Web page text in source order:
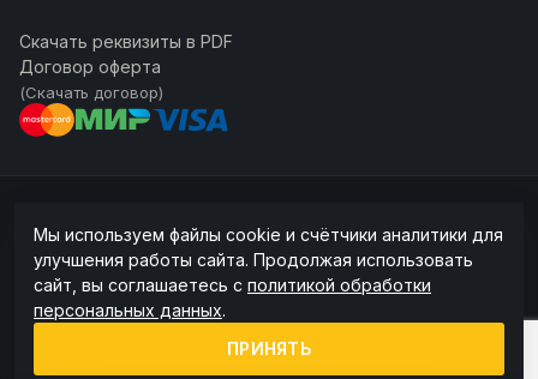
Скачать реквизиты в PDF
Договор оферта
(Скачать договор)
ссылка на источник обязательна.
Информация на сайте не является публичной офертой (ст. 437 ГК РФ).
Точную стоимость и наличие уточняйте у менеджера.
Политика конфиденциальности
Пользовательское соглашение
Мы используем файлы cookie и счётчики аналитики для
улучшения работы сайта. Продолжая использовать
сайт, вы соглашаетесь с политикой обработки
персональных данных.
ПРИНЯТЬ